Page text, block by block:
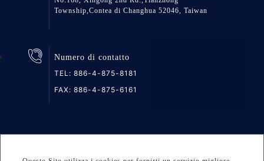
Township,Contea di Changhua 52046, Taiwan
Numero di contatto
TEL: 886-4-875-8181
FAX: 886-4-875-6161